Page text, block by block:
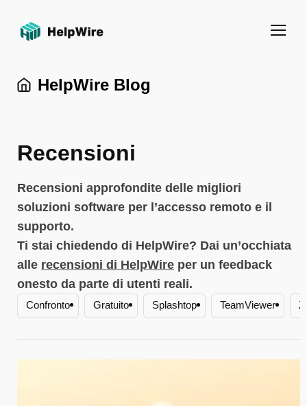
HelpWire Blog
Recensioni
Recensioni approfondite delle migliori
soluzioni software per l’accesso remoto e il
supporto.
Ti stai chiedendo di HelpWire? Dai un’occhiata
alle recensioni di HelpWire per un feedback
onesto da parte di utenti reali.
Confronto Gratuito Splashtop TeamViewer
Remmina